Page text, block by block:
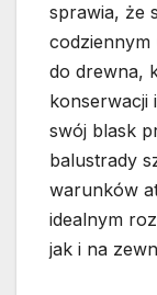
sprawia, że
codziennym
do drewna,
konserwacji
swój blask
balustrady
warunków
idealnym
jak i na